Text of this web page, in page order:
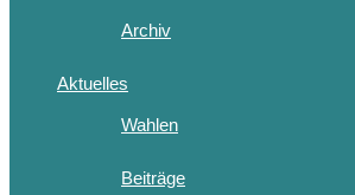
Archiv
Aktuelles
Wahlen
Beiträge